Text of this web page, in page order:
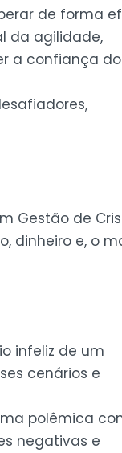
de forma
da agilidade,
a confiança
Gestão de
dinheiro e, o
infeliz de um
cenários e
polêmica
negativas e